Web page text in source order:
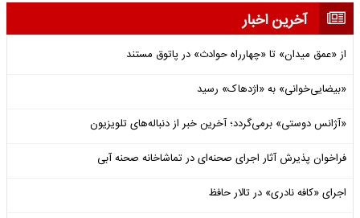
آخرین اخبار
از «عمق میدان» تا «چهارراه حوادث» در پاتوق مستند
«بیضایی‌خوانی» به «اژدهاک» رسید
«آژانس دوستی» برمی‌گردد؛ آخرین خبر از دنباله‌های تلویزیون
فراخوان پذیرش آثار اجرای صحنه‌ای در تماشاخانه صحنه آبی
اجرای «کافه نادری» در تالار حافظ